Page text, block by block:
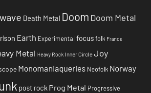
Death Metal Doom Doom Metal
Earth Experimental focusfolk France
Metal Heavy Rock Inner Circle Joy
Monomaniaqueries Neofolk Norway
post rock Prog Metal Progressive